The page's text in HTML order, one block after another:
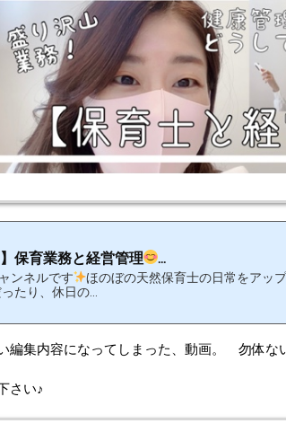
】保育業務と経営管理 ...
ンネルです
ほのぼの天然保育士の日常をアッ
たり、休日の...
編集内容になってしまった、動画。 勿体な
さい♪